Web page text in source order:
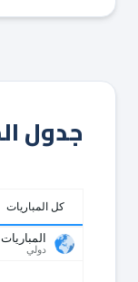
جدول
كل المباريات
دولي